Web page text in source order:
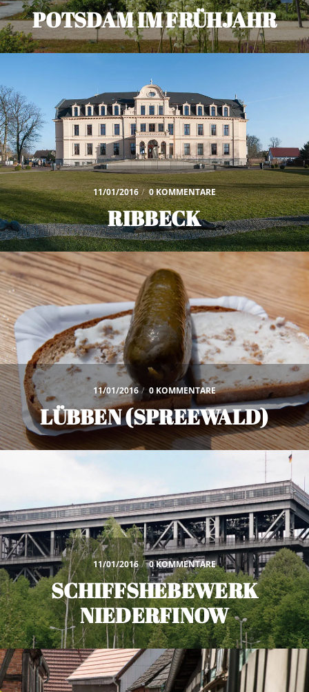
POTSDAM IM FRÜHJAHR
11/01/2016 / 0 KOMMENTARE
RIBBECK
11/01/2016 / 0 KOMMENTARE
LÜBBEN (SPREEWALD)
11/01/2016 / 0 KOMMENTARE
SCHIFFSHEBEWERK
NIEDERFINOW